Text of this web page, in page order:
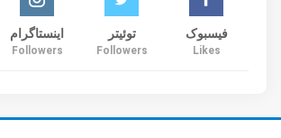
فیسبوک
Likes
توئیتر
Followers
اینستاگرام
Followers